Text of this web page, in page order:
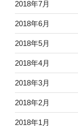
2018年7月
2018年6月
2018年5月
2018年4月
2018年3月
2018年2月
2018年1月